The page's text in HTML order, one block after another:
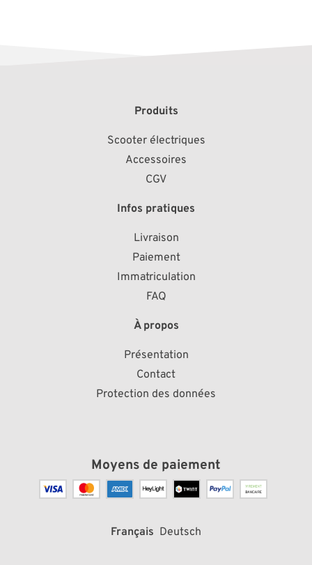
Produits
Scooter électriques
Accessoires
CGV
Infos pratiques
Livraison
Paiement
Immatriculation
FAQ
À propos
Présentation
Contact
Protection des données
Moyens de paiement
Français Deutsch